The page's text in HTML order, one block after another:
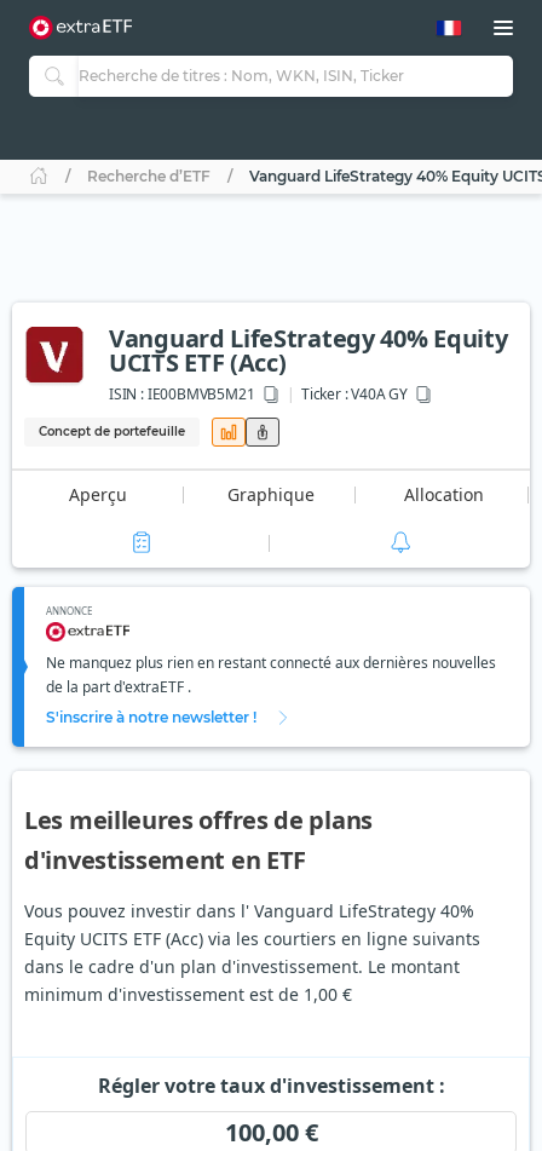
Recherche d’ETF Vanguard LifeStrategy 40% Equity
Vanguard LifeStrategy 40% Equity
UCITS ETF (Acc)
ISIN :IE00BMVB5M21 Ticker :V40A GY
Concept de portefeuille
Aperçu Graphique Allocation
ANNONCE
Ne manquez plus rien en restant connecté aux dernières nouvelles
de la part d'extraETF .
S'inscrire à notre newsletter !
Les meilleures offres de plans
d'investissement en ETF
Vous pouvez investir dans l' Vanguard LifeStrategy 40%
Equity UCITS ETF (Acc) via les courtiers en ligne suivants
dans le cadre d'un plan d'investissement. Le montant
minimum d'investissement est de 1,00 €
Régler votre taux d'investissement :
100,00 €